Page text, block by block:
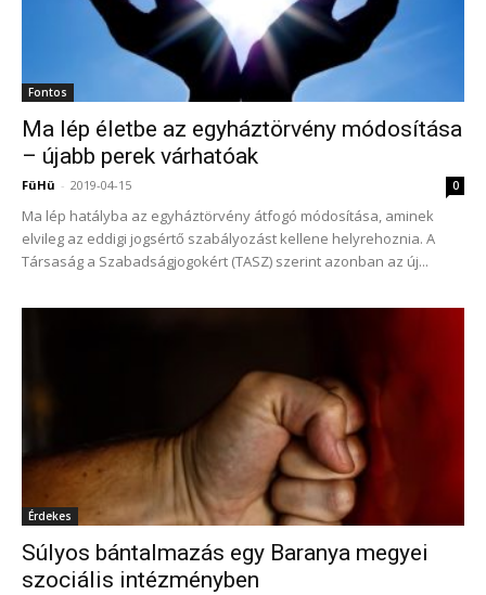
Fontos
Ma lép életbe az egyháztörvény módosítása
– újabb perek várhatóak
FüHü - 2019-04-15 0
Ma lép hatályba az egyháztörvény átfogó módosítása, aminek
elvileg az eddigi jogsértő szabályozást kellene helyrehoznia. A
Társaság a Szabadságjogokért (TASZ) szerint azonban az új...
Érdekes
Súlyos bántalmazás egy Baranya megyei
szociális intézményben